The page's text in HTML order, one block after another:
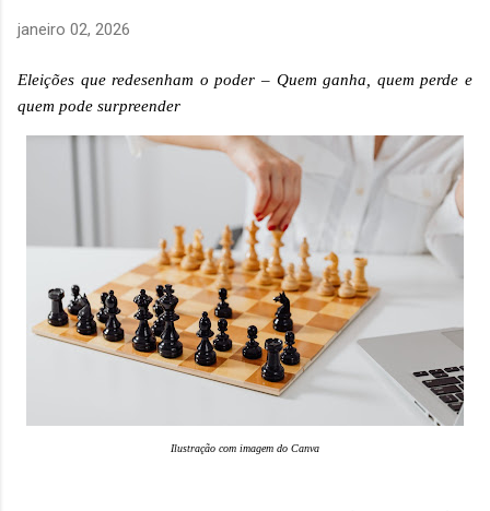
janeiro 02, 2026
Eleições que redesenham o poder – Quem ganha, quem perde e
quem pode surpreender
Ilustração com imagem do Canva